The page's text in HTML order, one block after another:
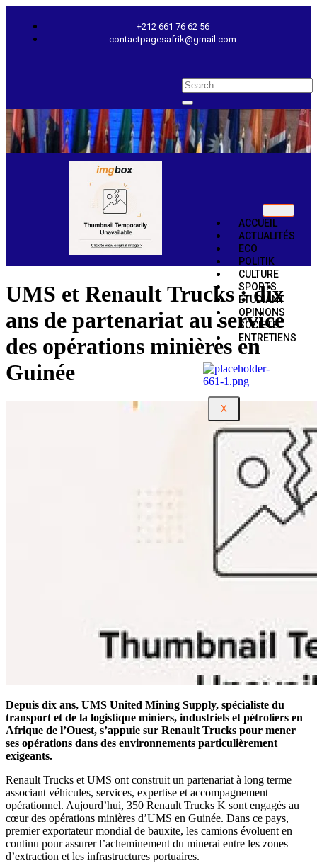
+212 661 76 62 56
contactpagesafrik@gmail.com
ACCUEIL
ACTUALITÉS
ECO
POLITIK
CULTURE
SPORTS
ETUDIANT
OPINIONS
SOCIETE
ENTRETIENS
X
UMS et Renault Trucks : dix
ans de partenariat au service
des opérations minières en
Guinée
Depuis dix ans, UMS United Mining Supply, spécialiste du
transport et de la logistique miniers, industriels et pétroliers en
Afrique de l’Ouest, s’appuie sur Renault Trucks pour mener
ses opérations dans des environnements particulièrement
exigeants.
Renault Trucks et UMS ont construit un partenariat à long terme
associant véhicules, services, expertise et accompagnement
opérationnel. Aujourd’hui, 350 Renault Trucks K sont engagés au
cœur des opérations minières d’UMS en Guinée. Dans ce pays,
premier exportateur mondial de bauxite, les camions évoluent en
continu pour assurer l’acheminement du minerai entre les zones
d’extraction et les infrastructures portuaires.